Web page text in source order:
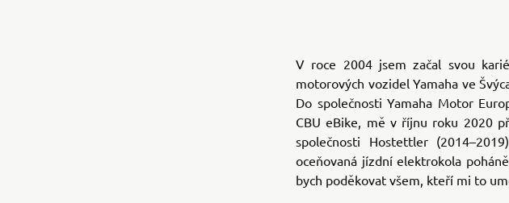
V roce 2004 jsem začal svou
motorových vozidel Yamaha ve
Do společnosti Yamaha Motor
CBU eBike, mě v říjnu roku 2020
společnosti Hostettler
oceňovaná jízdní elektrokola
bych poděkovat všem, kteří mi to